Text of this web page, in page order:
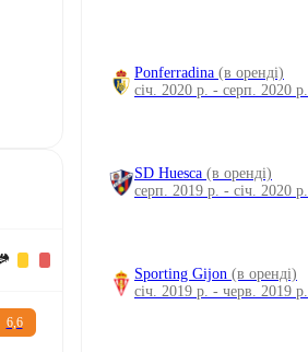
6,6
Ponferradina (в оренді)
січ. 2020 р. - серп. 2020 р.
SD Huesca (в оренді)
серп. 2019 р. - січ. 2020 р.
Sporting Gijon (в оренді)
січ. 2019 р. - черв. 2019 р.